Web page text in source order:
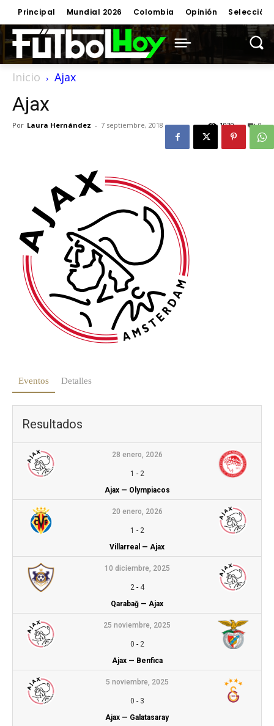
Principal Mundial 2026 Colombia Opinión Selección
Inicio Ajax
Ajax
Por Laura Hernández - 7 septiembre, 2018 0
1939
Eventos Detalles
Resultados
28 enero, 2026
1 - 2
Ajax — Olympiacos
20 enero, 2026
1 - 2
Villarreal — Ajax
10 diciembre, 2025
2- 4
Qarabağ — Ajax
25 noviembre, 2025
0 - 2
Ajax — Benfica
5 noviembre, 2025
0 - 3
Ajax — Galatasaray